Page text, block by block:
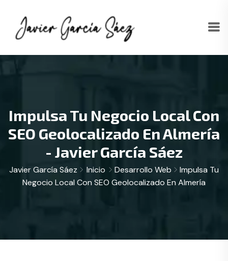
Impulsa Tu Negocio Local Con
SEO Geolocalizado En Almería
- Javier García Sáez
Javier García Sáez Inicio Desarrollo Web
Impulsa Tu
Negocio Local Con SEO Geolocalizado En Almería